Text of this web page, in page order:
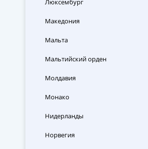
Люксембург
Македония
Мальта
Мальтийский орден
Молдавия
Монако
Нидерланды
Норвегия